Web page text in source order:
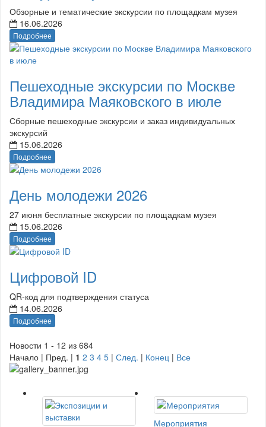
Обзорные и тематические экскурсии по площадкам музея
16.06.2026
Подробнее
Пешеходные экскурсии по Москве
Владимира Маяковского в июле
Сборные пешеходные экскурсии и заказ индивидуальных
экскурсий
15.06.2026
Подробнее
День молодежи 2026
27 июня бесплатные экскурсии по площадкам музея
15.06.2026
Подробнее
Цифровой ID
QR-код для подтверждения статуса
14.06.2026
Подробнее
Новости 1 - 12 из 684
Начало | Пред. | 1 2 3 4 5 | След. | Конец | Все
Мероприятия